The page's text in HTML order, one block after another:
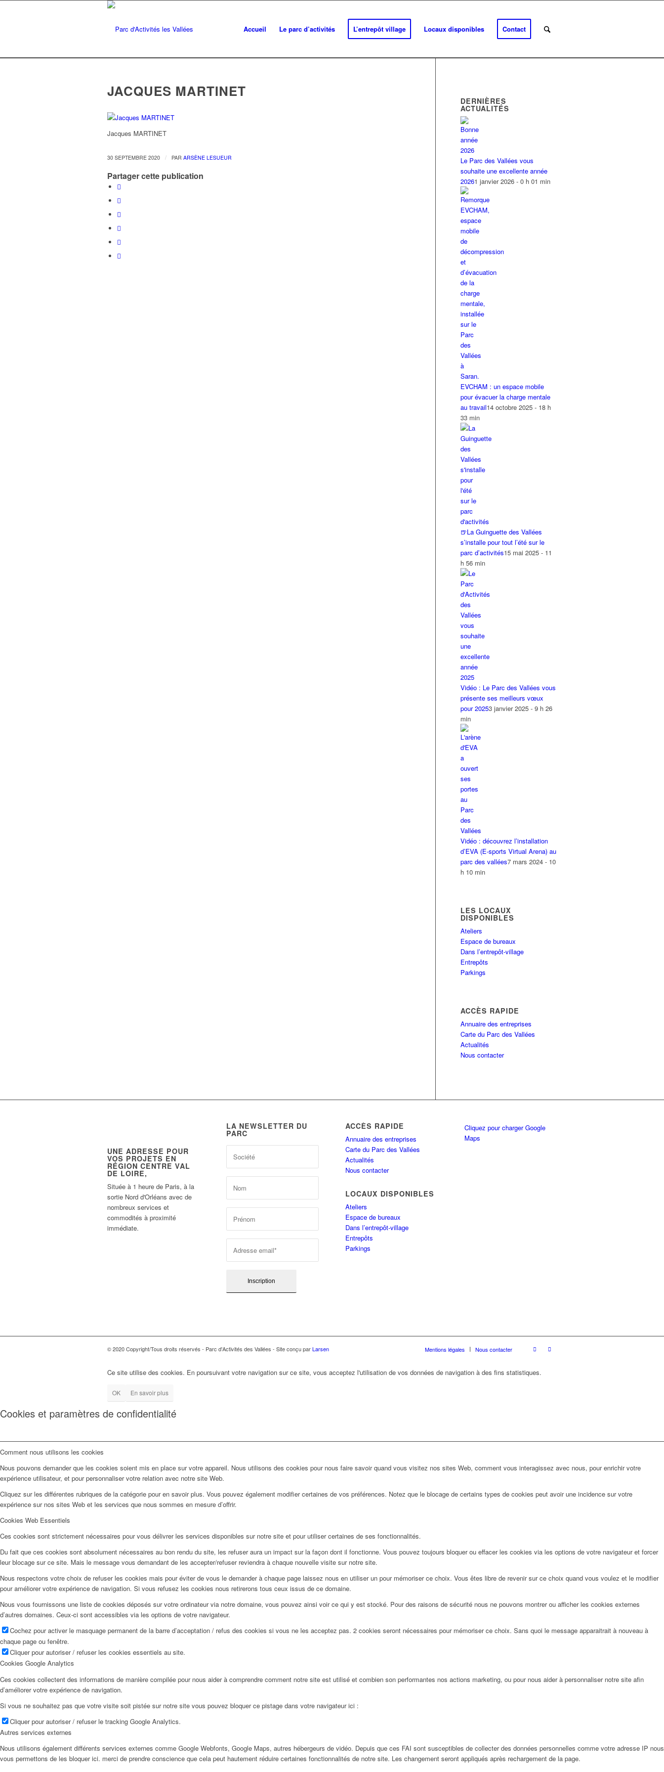
Accueil Le parc d’activités L’entrepôt village Locaux disponibles Contact
JACQUES MARTINET
Jacques MARTINET
30 SEPTEMBRE 2020 / PAR ARSÈNE LESUEUR
Partager cette publication
DERNIÈRES
ACTUALITÉS
Le Parc des Vallées vous
souhaite une excellente année
20261 janvier 2026 - 0 h 01 min
EVCHAM : un espace mobile
pour évacuer la charge mentale
au travail14 octobre 2025 - 18 h
33 min
🍺La Guinguette des Vallées
s’installe pour tout l’été sur le
parc d’activités15 mai 2025 - 11
h 56 min
Vidéo : Le Parc des Vallées vous
présente ses meilleurs vœux
pour 20253 janvier 2025 - 9 h 26
min
Vidéo : découvrez l’installation
d’EVA (E-sports Virtual Arena) au
parc des vallées7 mars 2024 - 10
h 10 min
LES LOCAUX
DISPONIBLES
Ateliers
Espace de bureaux
Dans l’entrepôt-village
Entrepôts
Parkings
ACCÈS RAPIDE
Annuaire des entreprises
Carte du Parc des Vallées
Actualités
Nous contacter
UNE ADRESSE POUR
VOS PROJETS EN
RÉGION CENTRE VAL
DE LOIRE,
Située à 1 heure de Paris, à la
sortie Nord d'Orléans avec de
nombreux services et
commodités à proximité
immédiate.
LA NEWSLETTER DU
PARC
ACCÈS RAPIDE
Annuaire des entreprises
Carte du Parc des Vallées
Actualités
Nous contacter
LOCAUX DISPONIBLES
Ateliers
Espace de bureaux
Dans l’entrepôt-village
Entrepôts
Parkings
Cliquez pour charger Google
Maps
© 2020 Copyright/Tous droits réservés - Parc d'Activités des Vallées - Site conçu parLarsen Mentions légales Nous contacter
Ce site utilise des cookies. En poursuivant votre navigation sur ce site, vous acceptez l'utilisation de vos données de navigation à des fins statistiques.
OK En savoir plus
Cookies et paramètres de confidentialité
Comment nous utilisons les cookies
Nous pouvons demander que les cookies soient mis en place sur votre appareil. Nous utilisons des cookies pour nous faire savoir quand vous visitez nos sites Web, comment vous interagissez avec nous, pour enrichir votre
expérience utilisateur, et pour personnaliser votre relation avec notre site Web.
Cliquez sur les différentes rubriques de la catégorie pour en savoir plus. Vous pouvez également modifier certaines de vos préférences. Notez que le blocage de certains types de cookies peut avoir une incidence sur votre
expérience sur nos sites Web et les services que nous sommes en mesure d’offrir.
Cookies Web Essentiels
Ces cookies sont strictement nécessaires pour vous délivrer les services disponibles sur notre site et pour utiliser certaines de ses fonctionnalités.
Du fait que ces cookies sont absolument nécessaires au bon rendu du site, les refuser aura un impact sur la façon dont il fonctionne. Vous pouvez toujours bloquer ou effacer les cookies via les options de votre navigateur et forcer
leur blocage sur ce site. Mais le message vous demandant de les accepter/refuser reviendra à chaque nouvelle visite sur notre site.
Nous respectons votre choix de refuser les cookies mais pour éviter de vous le demander à chaque page laissez nous en utiliser un pour mémoriser ce choix. Vous êtes libre de revenir sur ce choix quand vous voulez et le modifier
pour améliorer votre expérience de navigation. Si vous refusez les cookies nous retirerons tous ceux issus de ce domaine.
Nous vous fournissons une liste de cookies déposés sur votre ordinateur via notre domaine, vous pouvez ainsi voir ce qui y est stocké. Pour des raisons de sécurité nous ne pouvons montrer ou afficher les cookies externes
d’autres domaines. Ceux-ci sont accessibles via les options de votre navigateur.
Cochez pour activer le masquage permanent de la barre d’acceptation / refus des cookies si vous ne les acceptez pas. 2 cookies seront nécessaires pour mémoriser ce choix. Sans quoi le message apparaitrait à nouveau à
chaque page ou fenêtre.
Cliquer pour autoriser / refuser les cookies essentiels au site.
Cookies Google Analytics
Ces cookies collectent des informations de manière compilée pour nous aider à comprendre comment notre site est utilisé et combien son performantes nos actions marketing, ou pour nous aider à personnaliser notre site afin
d’améliorer votre expérience de navigation.
Si vous ne souhaitez pas que votre visite soit pistée sur notre site vous pouvez bloquer ce pistage dans votre navigateur ici :
Cliquer pour autoriser / refuser le tracking Google Analytics.
Autres services externes
Nous utilisons également différents services externes comme Google Webfonts, Google Maps, autres hébergeurs de vidéo. Depuis que ces FAI sont susceptibles de collecter des données personnelles comme votre adresse IP nous
vous permettons de les bloquer ici. merci de prendre conscience que cela peut hautement réduire certaines fonctionnalités de notre site. Les changement seront appliqués après rechargement de la page.